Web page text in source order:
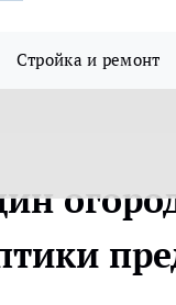
Стройка и ремонт